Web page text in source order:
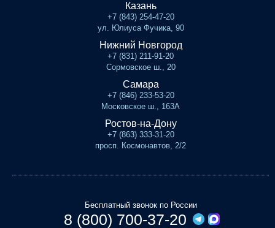
Казань
+7 (843) 254-47-20
ул. Юлиуса Фучика, 90
Нижний Новгород
+7 (831) 211-91-20
Сормовское ш., 20
Самара
+7 (846) 233-53-20
Московское ш., 163А
Ростов-на-Дону
+7 (863) 333-31-20
просп. Космонавтов, 2/2
Бесплатный звонок по России
8 (800) 700-37-20